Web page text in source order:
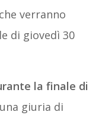
verranno
di giovedì 30
la finale di
giuria di